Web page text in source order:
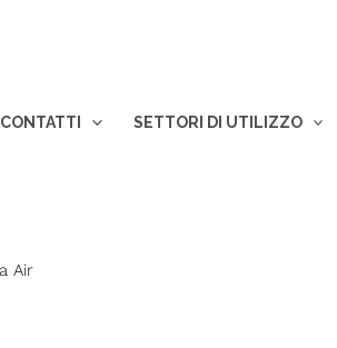
CONTATTI SETTORI DI UTILIZZO